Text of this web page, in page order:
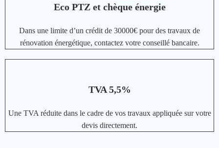
Eco PTZ et chèque énergie
Dans une limite d’un crédit de 30000€ pour des travaux de
rénovation énergétique, contactez votre conseillé bancaire.
TVA 5,5%
Une TVA réduite dans le cadre de vos travaux appliquée sur votre
devis directement.